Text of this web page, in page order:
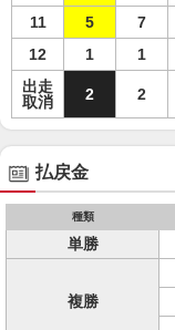
11
5 7
12
1 1
出走
取消
2 2
払戻金
種類
単勝
複勝